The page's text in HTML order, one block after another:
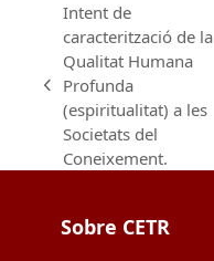
previous
post:
Intent de
caracterització de la
Qualitat Humana
Profunda
(espiritualitat) a les
Societats del
Coneixement.
Sobre CETR